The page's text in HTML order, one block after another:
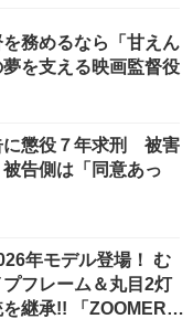
務めるなら「甘えん
を支える映画監督役
に懲役７年求刑 被害
告側は「同意あっ
年モデル登場！ む
フレーム＆丸目2灯
継承!! 「ZOOMER